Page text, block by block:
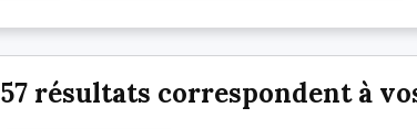
57 résultats correspondent à